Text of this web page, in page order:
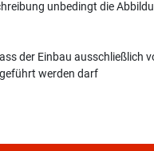
unbedingt die
der Einbau ausschließlich
werden darf